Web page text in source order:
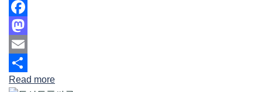
Facebook
Mastodon
Email
Share
Read more